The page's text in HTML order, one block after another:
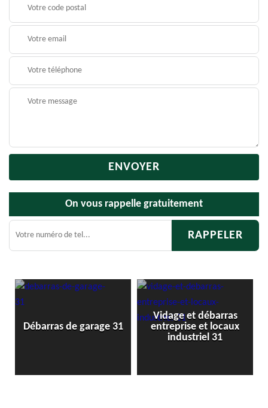
On vous rappelle gratuitement
de garage 31
Vidage et débarras
entreprise et locaux
industriel 31